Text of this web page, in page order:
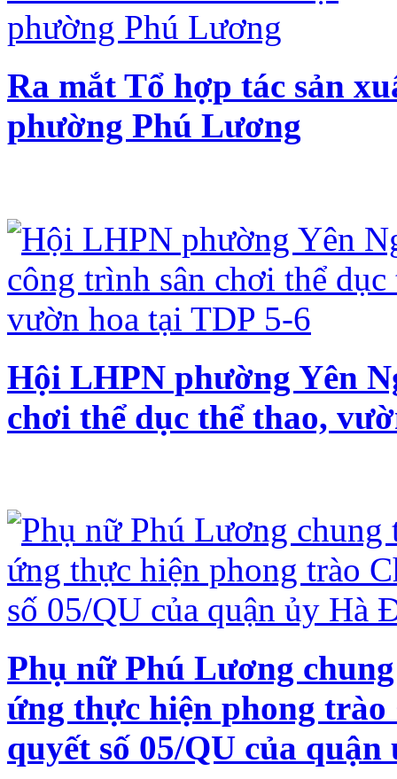
Ra mắt Tổ hợp tác sản
phường Phú Lương
Hội LHPN phường Yên
chơi thể dục thể thao,
Phụ nữ Phú Lương
ứng thực hiện phong
quyết số 05/QU của